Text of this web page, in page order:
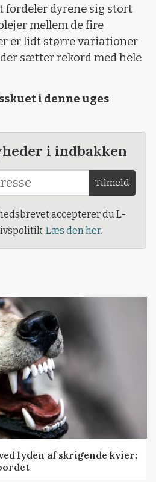
fordeler dyrene sig stort
mellem de fire
er lidt større variationer
sætter rekord med hele
i denne uges
i indbakken
Tilmeld
accepterer du L-
Læs den her.
lyden af skrigende kvier: